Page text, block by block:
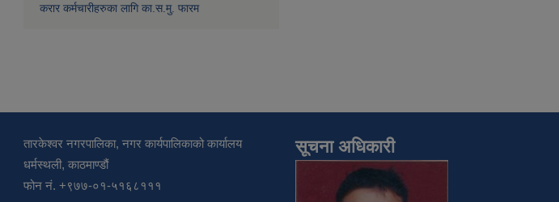
करार कर्मचारीहरुका लागि का.स.मु. फारम
तारकेश्वर नगरपालिका, नगर कार्यपालिकाको कार्यालय
धर्मस्थली, काठमाण्डौं
फोन नं. +९७७-०१-५१६८१११
सूचना अधिकारी